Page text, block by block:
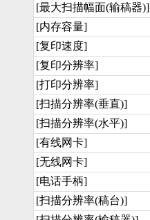
[最大扫描幅面(输稿器)]
[内存容量]
[复印速度]
[复印分辨率]
[打印分辨率]
[扫描分辨率(垂直)]
[扫描分辨率(水平)]
[有线网卡]
[无线网卡]
[电话手柄]
[扫描分辨率(稿台)]